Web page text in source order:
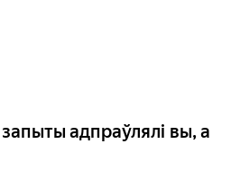
адпраўлялі вы, а